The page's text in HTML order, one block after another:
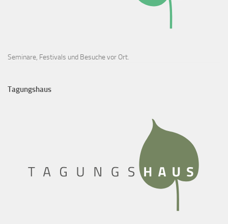
Seminare, Festivals und Besuche vor Ort.
Tagungshaus